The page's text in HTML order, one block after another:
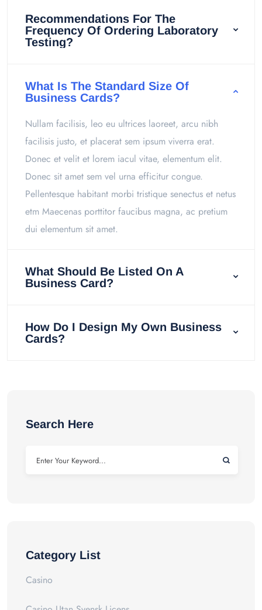
Recommendations For The
Frequency Of Ordering Laboratory
Testing?
What Is The Standard Size Of
Business Cards?
Nullam facilisis, leo eu ultrices laoreet, arcu nibh
facilisis justo, et placerat sem ipsum viverra erat.
Donec et velit et lorem iacul vitae, elementum elit.
Donec sit amet sem vel urna efficitur congue.
Pellentesque habitant morbi tristique senectus et netus
etm Maecenas porttitor faucibus magna, ac pretium
dui elementum sit amet.
What Should Be Listed On A
Business Card?
How Do I Design My Own Business
Cards?
Search Here
Category List
Casino